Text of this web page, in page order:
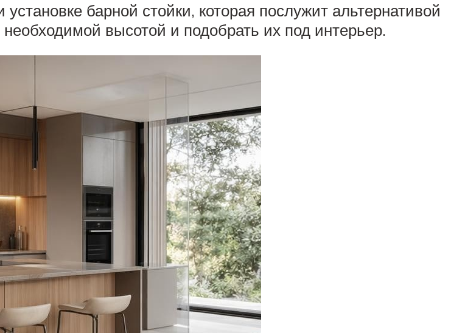
барной стойки, которая послужит альтернативой
высотой и подобрать их под интерьер.